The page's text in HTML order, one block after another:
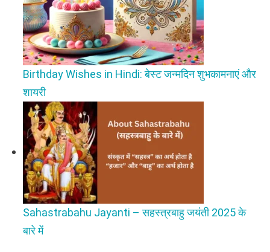
Birthday Wishes in Hindi: बेस्ट जन्मदिन शुभकामनाएं और
शायरी
Sahastrabahu Jayanti – सहस्त्रबाहु जयंती 2025 के
बारे में